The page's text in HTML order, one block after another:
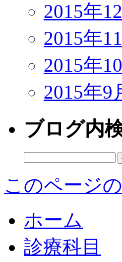
2015年
2015年
2015年
2015年9
ブログ内
このページ
ホーム
診療科目